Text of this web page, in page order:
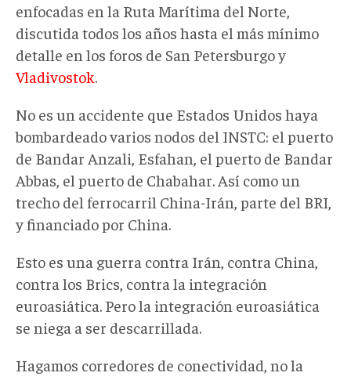
enfocadas en la Ruta Marítima del Norte,
discutida todos los años hasta el más mínimo
detalle en los foros de San Petersburgo y
Vladivostok.
No es un accidente que Estados Unidos haya
bombardeado varios nodos del INSTC: el puerto
de Bandar Anzali, Esfahan, el puerto de Bandar
Abbas, el puerto de Chabahar. Así como un
trecho del ferrocarril China-Irán, parte del BRI,
y financiado por China.
Esto es una guerra contra Irán, contra China,
contra los Brics, contra la integración
euroasiática. Pero la integración euroasiática
se niega a ser descarrillada.
Hagamos corredores de conectividad, no la